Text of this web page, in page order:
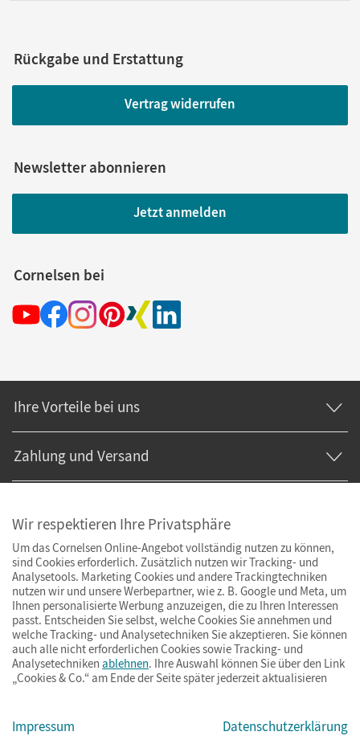
Rückgabe und Erstattung
Vertrag widerrufen
Newsletter abonnieren
Jetzt anmelden
Cornelsen bei
Ihre Vorteile bei uns
Zahlung und Versand
© Cornelsen Verlag 2026
ImpressumAGBDatenschutzBarrierefreiheitCookies & Co.
Wir respektieren Ihre Privatsphäre
Um das Cornelsen Online-Angebot vollständig nutzen zu können,
sind Cookies erforderlich. Zusätzlich nutzen wir Tracking- und
Analysetools. Marketing Cookies und andere Trackingtechniken
nutzen wir und unsere Werbepartner, wie z. B. Google und Meta, um
Ihnen personalisierte Werbung anzuzeigen, die zu Ihren Interessen
passt. Entscheiden Sie selbst, welche Cookies Sie annehmen und
welche Tracking- und Analysetechniken Sie akzeptieren. Sie können
auch alle nicht erforderlichen Cookies sowie Tracking- und
Analysetechniken ablehnen. Ihre Auswahl können Sie über den Link
„Cookies & Co.“ am Ende der Seite später jederzeit aktualisieren
Impressum Datenschutzerklärung